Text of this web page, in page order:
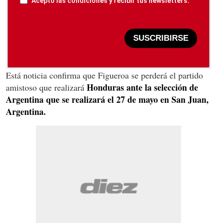
SUSCRIBIRSE
Está noticia confirma que Figueroa se perderá el partido
amistoso que realizará Honduras ante la selección de
Argentina que se realizará el 27 de mayo en San Juan,
Argentina.